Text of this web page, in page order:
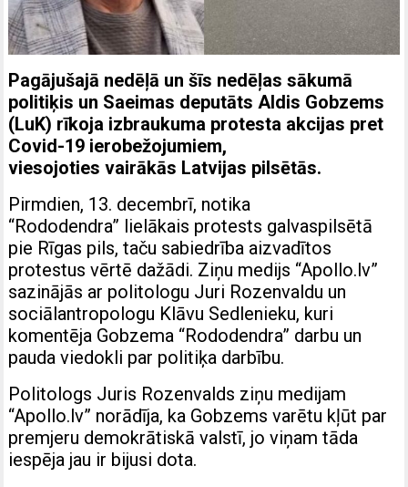
Pagājušajā nedēļā un šīs nedēļas sākumā
politiķis un Saeimas deputāts Aldis Gobzems
(LuK) rīkoja izbraukuma protesta akcijas pret
Covid-19 ierobežojumiem,
viesojoties vairākās Latvijas pilsētās.
Pirmdien, 13. decembrī, notika
“Rododendra” lielākais protests galvaspilsētā
pie Rīgas pils, taču sabiedrība aizvadītos
protestus vērtē dažādi. Ziņu medijs “Apollo.lv”
sazinājās ar politologu Juri Rozenvaldu un
sociālantropologu Klāvu Sedlenieku, kuri
komentēja Gobzema “Rododendra” darbu un
pauda viedokli par politiķa darbību.
Politologs Juris Rozenvalds ziņu medijam
“Apollo.lv” norādīja, ka Gobzems varētu kļūt par
premjeru demokrātiskā valstī, jo viņam tāda
iespēja jau ir bijusi dota.